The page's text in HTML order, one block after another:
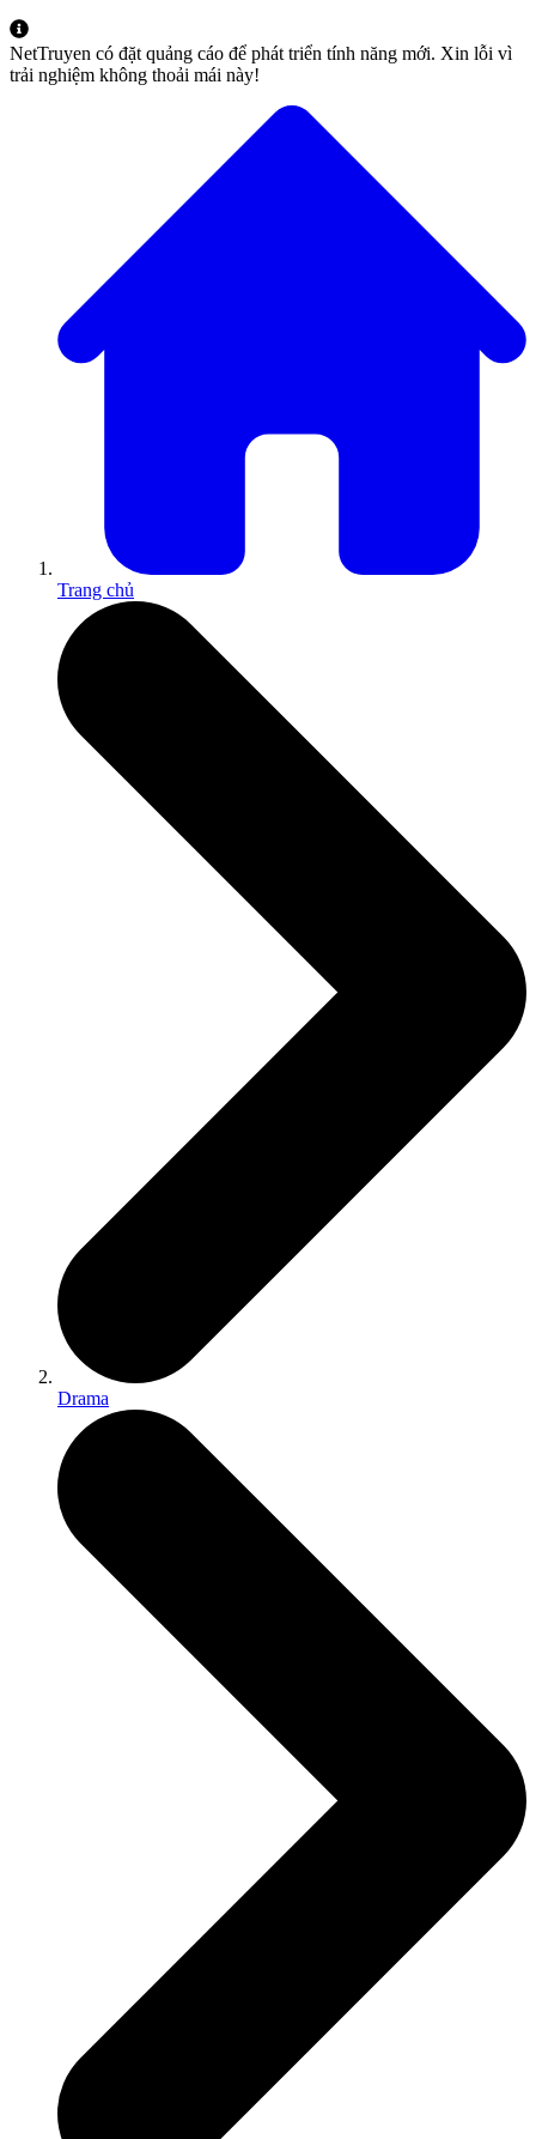
NetTruyen có đặt quảng cáo để phát triển tính năng mới. Xin lỗi vì
trải nghiệm không thoải mái này!
Trang chủ
Drama